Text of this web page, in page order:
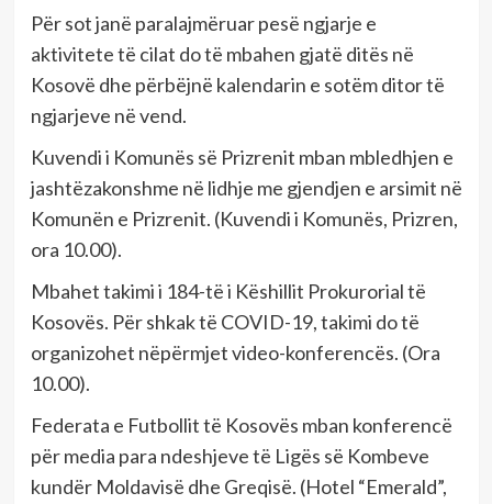
Për sot janë paralajmëruar pesë ngjarje e
aktivitete të cilat do të mbahen gjatë ditës në
Kosovë dhe përbëjnë kalendarin e sotëm ditor të
ngjarjeve në vend.
Kuvendi i Komunës së Prizrenit mban mbledhjen e
jashtëzakonshme në lidhje me gjendjen e arsimit në
Komunën e Prizrenit. (Kuvendi i Komunës, Prizren,
ora 10.00).
Mbahet takimi i 184-të i Këshillit Prokurorial të
Kosovës. Për shkak të COVID-19, takimi do të
organizohet nëpërmjet video-konferencës. (Ora
10.00).
Federata e Futbollit të Kosovës mban konferencë
për media para ndeshjeve të Ligës së Kombeve
kundër Moldavisë dhe Greqisë. (Hotel “Emerald”,